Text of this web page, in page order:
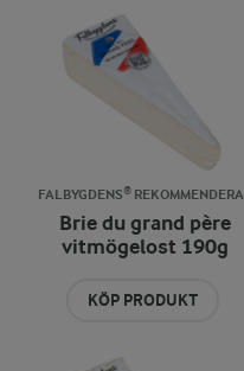
FALBYGDENS®
Brie du grand père
vitmögelost 190g
KÖP PRODUKT